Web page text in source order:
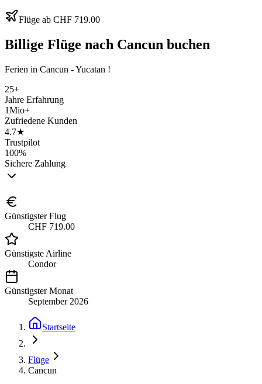
Flüge ab CHF 719.00
Billige Flüge nach Cancun buchen
Ferien in Cancun - Yucatan !
25+
Jahre Erfahrung
1Mio+
Zufriedene Kunden
4.7★
Trustpilot
100%
Sichere Zahlung
Günstigster Flug
CHF 719.00
Günstigste Airline
Condor
Günstigster Monat
September 2026
Startseite
Flüge
Cancun